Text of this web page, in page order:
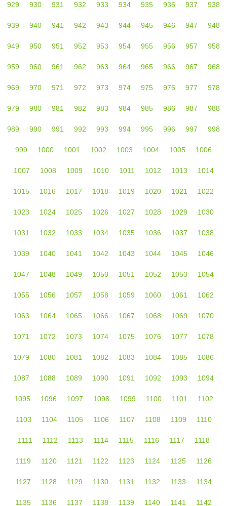
929 930 931 932 933 934 935 936 937 938
939 940 941 942 943 944 945 946 947 948
949 950 951 952 953 954 955 956 957 958
959 960 961 962 963 964 965 966 967 968
969 970 971 972 973 974 975 976 977 978
979 980 981 982 983 984 985 986 987 988
989 990 991 992 993 994 995 996 997 998
999 1000 1001 1002 1003 1004 1005 1006
1007 1008 1009 1010 1011 1012 1013 1014
1015 1016 1017 1018 1019 1020 1021 1022
1023 1024 1025 1026 1027 1028 1029 1030
1031 1032 1033 1034 1035 1036 1037 1038
1039 1040 1041 1042 1043 1044 1045 1046
1047 1048 1049 1050 1051 1052 1053 1054
1055 1056 1057 1058 1059 1060 1061 1062
1063 1064 1065 1066 1067 1068 1069 1070
1071 1072 1073 1074 1075 1076 1077 1078
1079 1080 1081 1082 1083 1084 1085 1086
1087 1088 1089 1090 1091 1092 1093 1094
1095 1096 1097 1098 1099 1100 1101 1102
1103 1104 1105 1106 1107 1108 1109 1110
1111 1112 1113 1114 1115 1116 1117 1118
1119 1120 1121 1122 1123 1124 1125 1126
1127 1128 1129 1130 1131 1132 1133 1134
1135 1136 1137 1138 1139 1140 1141 1142